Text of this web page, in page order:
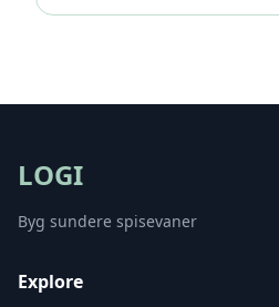
LOGI
Byg sundere spisevaner
Explore